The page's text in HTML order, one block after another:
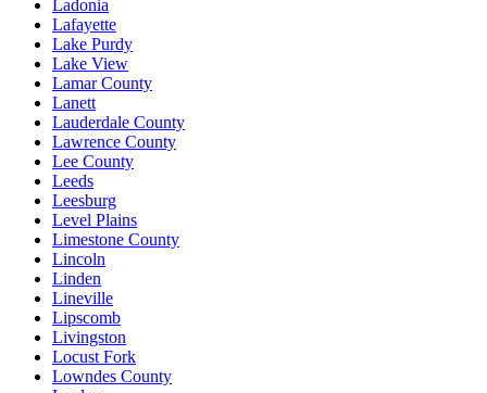
Ladonia
Lafayette
Lake Purdy
Lake View
Lamar County
Lanett
Lauderdale County
Lawrence County
Lee County
Leeds
Leesburg
Level Plains
Limestone County
Lincoln
Linden
Lineville
Lipscomb
Livingston
Locust Fork
Lowndes County